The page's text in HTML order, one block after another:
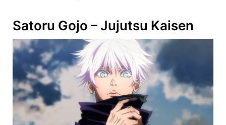
Satoru Gojo – Jujutsu Kaisen